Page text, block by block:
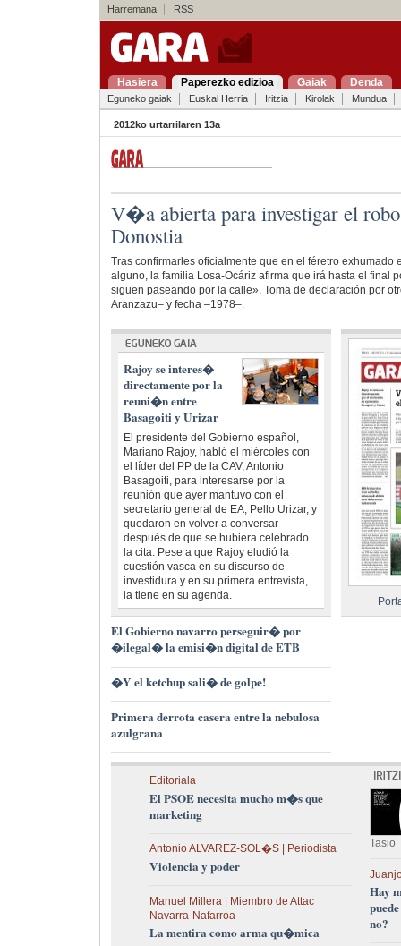
Harremana RSS
Hasiera Paperezko edizioa Gaiak Denda
Eguneko gaiak Euskal Herria Iritzia Kirolak Mundua
2012ko urtarrilaren 13a
V�a abierta para investigar el
Donostia
Tras confirmarles oficialmente que en el féretro exhumado
alguno, la familia Losa-Ocáriz afirma que irá hasta el final
siguen paseando por la calle». Toma de declaración por
Aranzazu– y fecha –1978–.
Rajoy se interes�
directamente por la
reuni�n entre
Basagoiti y Urizar
El presidente del Gobierno español,
Mariano Rajoy, habló el miércoles con
el líder del PP de la CAV, Antonio
Basagoiti, para interesarse por la
reunión que ayer mantuvo con el
secretario general de EA, Pello Urizar, y
quedaron en volver a conversar
después de que se hubiera celebrado
la cita. Pese a que Rajoy eludió la
cuestión vasca en su discurso de
investidura y en su primera entrevista,
la tiene en su agenda.
El Gobierno navarro perseguir� por
�ilegal� la emisi�n digital de ETB
�Y el ketchup sali� de golpe!
Primera derrota casera entre la nebulosa
azulgrana
Editoriala
El PSOE necesita mucho m�s que
marketing
Antonio ALVAREZ-SOL�S | Periodista
Violencia y poder
Manuel Millera | Miembro de Attac
Navarra-Nafarroa
La mentira como arma qu�mica
Tasio
Hay
no?